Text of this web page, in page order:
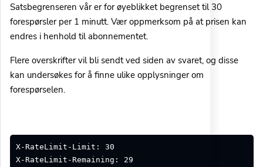
Satsbegrenseren vår er for øyeblikket begrenset til 30
forespørsler per 1 minutt. Vær oppmerksom på at prisen kan
endres i henhold til abonnementet.
Flere overskrifter vil bli sendt ved siden av svaret, og disse
kan undersøkes for å finne ulike opplysninger om
forespørselen.
X-RateLimit-Limit: 30
X-RateLimit-Remaining: 29